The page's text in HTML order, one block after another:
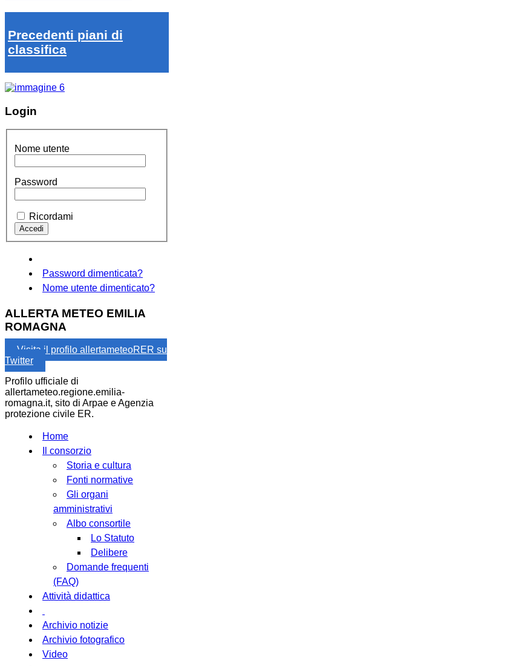
Precedenti piani di
classifica
Login
Nome utente
Password
Ricordami
Password dimenticata?
Nome utente dimenticato?
ALLERTA METEO EMILIA
ROMAGNA
Visita il profilo allertameteoRER su
Twitter
Profilo ufficiale di
allertameteo.regione.emilia-
romagna.it, sito di Arpae e Agenzia
protezione civile ER.
Home
Il consorzio
Storia e cultura
Fonti normative
Gli organi
amministrativi
Albo consortile
Lo Statuto
Delibere
Domande frequenti
(FAQ)
Attività didattica
Archivio notizie
Archivio fotografico
Video